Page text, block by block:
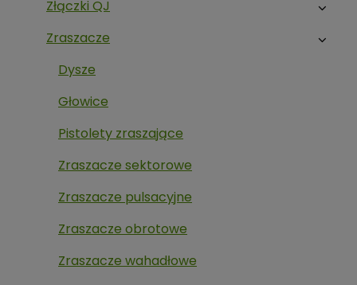
Złączki QJ
Zraszacze
Dysze
Głowice
Pistolety zraszające
Zraszacze sektorowe
Zraszacze pulsacyjne
Zraszacze obrotowe
Zraszacze wahadłowe